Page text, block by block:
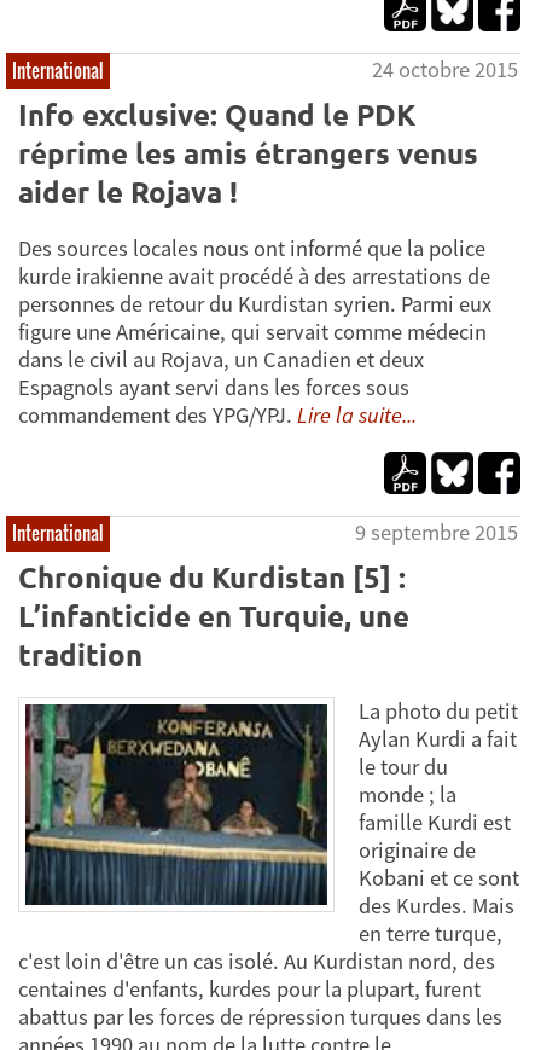
International 24 octobre 2015
Info exclusive: Quand le PDK
réprime les amis étrangers venus
aider le Rojava !
Des sources locales nous ont informé que la police
kurde irakienne avait procédé à des arrestations de
personnes de retour du Kurdistan syrien. Parmi eux
figure une Américaine, qui servait comme médecin
dans le civil au Rojava, un Canadien et deux
Espagnols ayant servi dans les forces sous
commandement des YPG/YPJ. Lire la suite...
International 9 septembre 2015
Chronique du Kurdistan [5] :
L’infanticide en Turquie, une
tradition
La photo du petit
Aylan Kurdi a fait
le tour du
monde ; la
famille Kurdi est
originaire de
Kobani et ce sont
des Kurdes. Mais
en terre turque,
c'est loin d'être un cas isolé. Au Kurdistan nord, des
centaines d'enfants, kurdes pour la plupart, furent
abattus par les forces de répression turques dans les